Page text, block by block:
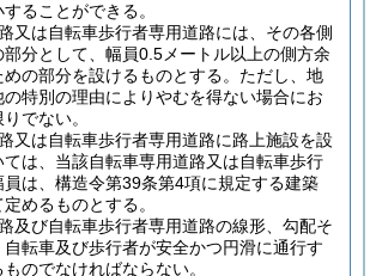
ることができる。
又は自転車歩行者専用道路には、その各側
分として、幅員0.5メートル以上の側方余
の部分を設けるものとする。 ただし、地
特別の理由によりやむを得ない場合にお
でない。
又は自転車歩行者専用道路に路上施設を設
ては、当該自転車専用道路又は自転車歩行
は、構造令第39条第4項に規定する建築
めるものとする。
及び自転車歩行者専用道路の線形、勾配そ
転車及び歩行者が安全かつ円滑に通行す
のでなければならない。